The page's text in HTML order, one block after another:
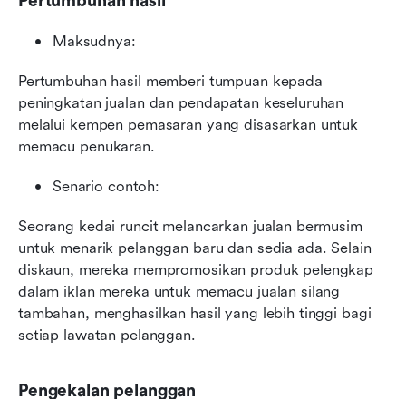
Maksudnya:
Pertumbuhan hasil memberi tumpuan kepada
peningkatan jualan dan pendapatan keseluruhan
melalui kempen pemasaran yang disasarkan untuk
memacu penukaran.
Senario contoh:
Seorang kedai runcit melancarkan jualan bermusim
untuk menarik pelanggan baru dan sedia ada. Selain
diskaun, mereka mempromosikan produk pelengkap
dalam iklan mereka untuk memacu jualan silang
tambahan, menghasilkan hasil yang lebih tinggi bagi
setiap lawatan pelanggan.
Pengekalan pelanggan